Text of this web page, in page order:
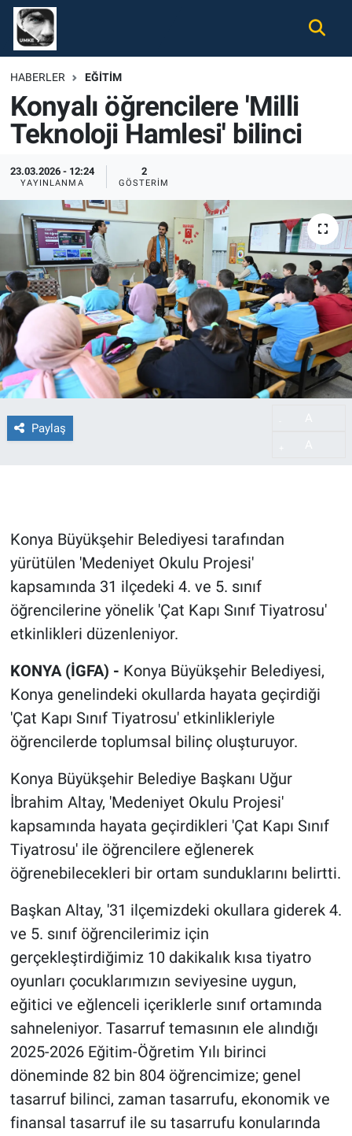
HABERLER EĞITIM
Konyalı öğrencilere 'Milli
Teknoloji Hamlesi' bilinci
23.03.2026 - 12:24
YAYINLANMA
2
GÖSTERIM
Paylaş
Konya Büyükşehir Belediyesi tarafından
yürütülen 'Medeniyet Okulu Projesi'
kapsamında 31 ilçedeki 4. ve 5. sınıf
öğrencilerine yönelik 'Çat Kapı Sınıf Tiyatrosu'
etkinlikleri düzenleniyor.
KONYA (İGFA) - Konya Büyükşehir Belediyesi,
Konya genelindeki okullarda hayata geçirdiği
'Çat Kapı Sınıf Tiyatrosu' etkinlikleriyle
öğrencilerde toplumsal bilinç oluşturuyor.
Konya Büyükşehir Belediye Başkanı Uğur
İbrahim Altay, 'Medeniyet Okulu Projesi'
kapsamında hayata geçirdikleri 'Çat Kapı Sınıf
Tiyatrosu' ile öğrencilere eğlenerek
öğrenebilecekleri bir ortam sunduklarını belirtti.
Başkan Altay, '31 ilçemizdeki okullara giderek 4.
ve 5. sınıf öğrencilerimiz için
gerçekleştirdiğimiz 10 dakikalık kısa tiyatro
oyunları çocuklarımızın seviyesine uygun,
eğitici ve eğlenceli içeriklerle sınıf ortamında
sahneleniyor. Tasarruf temasının ele alındığı
2025-2026 Eğitim-Öğretim Yılı birinci
döneminde 82 bin 804 öğrencimize; genel
tasarruf bilinci, zaman tasarrufu, ekonomik ve
finansal tasarruf ile su tasarrufu konularında
Gündem
Ekonomi
Spor
Magazin
Tüm Haberler
İletişim
Künye
Nöbetçi Eczaneler
Hava Durumu
Namaz Vakitleri
Trafik Durumu
Süper Lig Puan Durumu ve Fikstür
Tüm Manşetler
Son Dakika Haberleri
Haber Arşivi